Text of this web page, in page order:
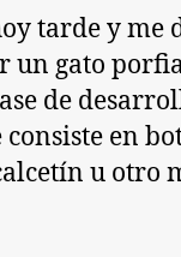
tarde y me
un gato
de
en
u otro